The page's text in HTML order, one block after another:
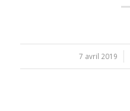
7 avril 2019
/